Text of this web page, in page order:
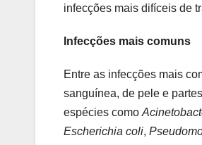
infecções mais difíceis de
Infecções mais comuns
Entre as infecções mais
sanguínea, de pele e
espécies como
Escherichia coli,